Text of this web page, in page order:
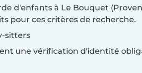
d'enfants à Le Bouquet
pour ces critères de recherche.
sitters
une vérification d'identité